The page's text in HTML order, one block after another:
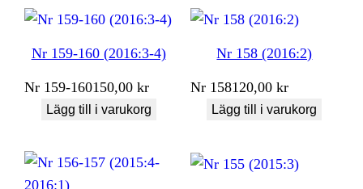
Nr 159-160 (2016:3-4)
Nr 159-160150,00kr
Lägg till i varukorg
Nr 158 (2016:2)
Nr 158120,00kr
Lägg till i varukorg